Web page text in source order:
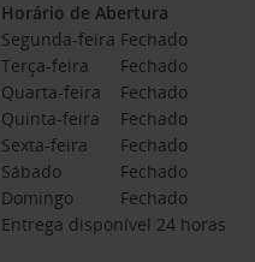
Horário de Abertura
Segunda-feira Fechado
Terça-feira
Fechado
Quarta-feira
Fechado
Quinta-feira
Fechado
Sexta-feira
Fechado
Sábado
Fechado
Domingo
Fechado
Entrega disponível 24 horas